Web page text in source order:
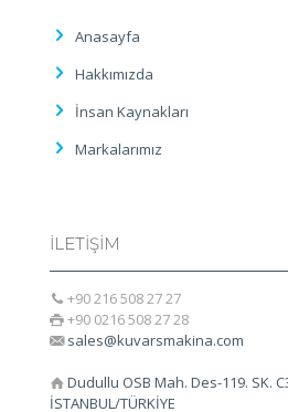
Anasayfa
Hakkımızda
İnsan Kaynakları
Markalarımız
İLETİŞİM
+90 216 508 27 27
+90 0216 508 27 28
sales@kuvarsmakina.com
Dudullu OSB Mah. Des-119. SK.
İSTANBUL/TÜRKİYE